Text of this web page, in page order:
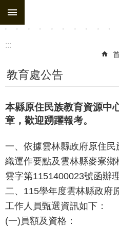
跳到主要內容區塊
搜
尋
處
務
織
政
公
告
政
:::
教育處公告
本縣原住民族教育資源中
章，歡迎踴躍報考。
一、依據雲林縣政府原住
織運作要點及雲林縣麥寮
雲字第1151400023號函辦理
二、115學年度雲林縣政府
工作人員甄選資訊如下：
(一)員額及資格：